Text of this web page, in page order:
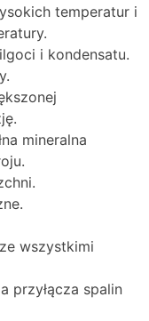
temperatur i
i kondensatu.
mineralna
wszystkimi
przyłącza spalin